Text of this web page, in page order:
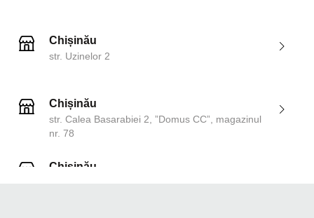
Chișinău
str. Uzinelor 2
Chișinău
str. Calea Basarabiei 2, ”Domus CC”, magazinul
nr. 78
Chișinău